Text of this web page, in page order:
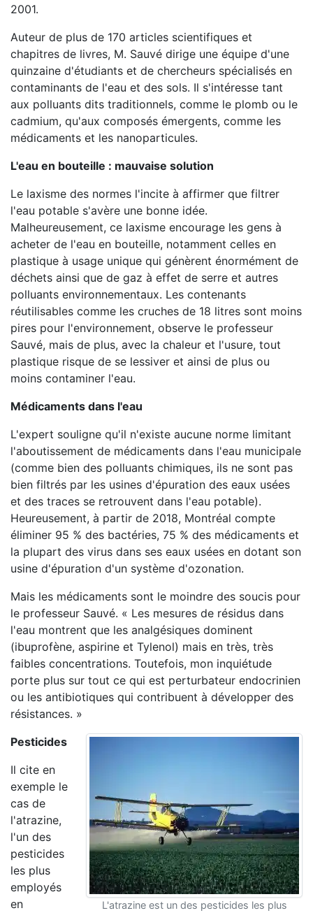
2001.
Auteur de plus de 170 articles scientifiques et
chapitres de livres, M. Sauvé dirige une équipe d'une
quinzaine d'étudiants et de chercheurs spécialisés en
contaminants de l'eau et des sols. Il s'intéresse tant
aux polluants dits traditionnels, comme le plomb ou le
cadmium, qu'aux composés émergents, comme les
médicaments et les nanoparticules.
L'eau en bouteille : mauvaise solution
Le laxisme des normes l'incite à affirmer que filtrer
l'eau potable s'avère une bonne idée.
Malheureusement, ce laxisme encourage les gens à
acheter de l'eau en bouteille, notamment celles en
plastique à usage unique qui génèrent énormément de
déchets ainsi que de gaz à effet de serre et autres
polluants environnementaux. Les contenants
réutilisables comme les cruches de 18 litres sont moins
pires pour l'environnement, observe le professeur
Sauvé, mais de plus, avec la chaleur et l'usure, tout
plastique risque de se lessiver et ainsi de plus ou
moins contaminer l'eau.
Médicaments dans l'eau
L'expert souligne qu'il n'existe aucune norme limitant
l'aboutissement de médicaments dans l'eau municipale
(comme bien des polluants chimiques, ils ne sont pas
bien filtrés par les usines d'épuration des eaux usées
et des traces se retrouvent dans l'eau potable).
Heureusement, à partir de 2018, Montréal compte
éliminer 95 % des bactéries, 75 % des médicaments et
la plupart des virus dans ses eaux usées en dotant son
usine d'épuration d'un système d'ozonation.
Mais les médicaments sont le moindre des soucis pour
le professeur Sauvé. « Les mesures de résidus dans
l'eau montrent que les analgésiques dominent
(ibuprofène, aspirine et Tylenol) mais en très, très
faibles concentrations. Toutefois, mon inquiétude
porte plus sur tout ce qui est perturbateur endocrinien
ou les antibiotiques qui contribuent à développer des
résistances. »
L'atrazine est un des pesticides les plus
Pesticides
Il cite en
exemple le
cas de
l'atrazine,
l'un des
pesticides
les plus
employés
en